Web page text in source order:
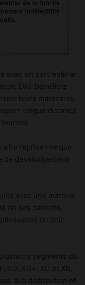
avec un parc estimé
DAF bénéficie
marocains,
longue distance
reprise marque
de développement
avec une marque
de ses camions,
du coût
segments du
XG, XG+, XD et XB,
à la distribution et